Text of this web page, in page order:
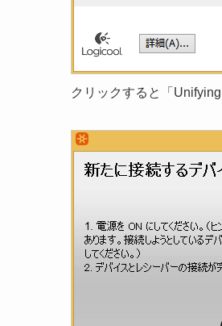
クリックすると「